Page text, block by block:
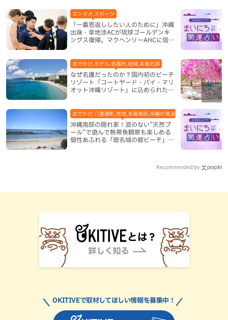
「一番恩返ししたい人のために」沖縄
出身・幸地渉ACが琉球ゴールデンキ
ングス復帰。マクヘンリーAHCに信頼
エンタメ,スポーツ
なぜ名護だったのか？国内初のビーチ
リゾート「コートヤード・バイ・マリ
オット沖縄リゾート」に込められた想
おでかけ,ホテル,名護市,地域,本島北部
沖縄南部の隠れ家！波のない“天然プ
ール”で遊んで熱帯魚観察も楽しめる
個性あふれる「玻名城の郷ビーチ」
おでかけ,八重瀬町,地域,本島南部,沖縄の海,自然
Recommended by
OKITIVEで取材してほしい情報を募集中！